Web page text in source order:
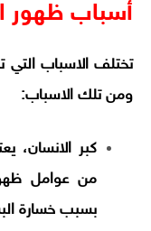
أسباب ظهور
تختلف الاسباب التي
ومن تلك الاسباب:
كبر الانسان،
من عوامل
بسبب خسارة